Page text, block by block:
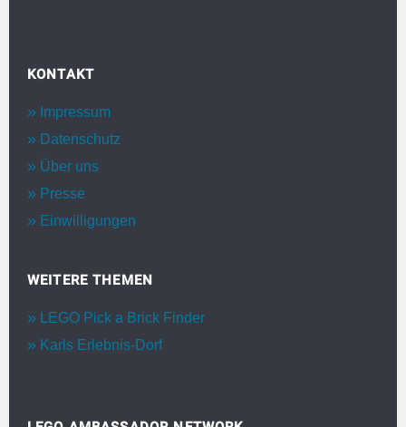
KONTAKT
Impressum
Datenschutz
Über uns
Presse
Einwilligungen
WEITERE THEMEN
LEGO Pick a Brick Finder
Karls Erlebnis-Dorf